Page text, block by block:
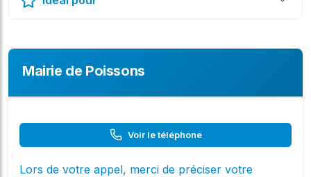
Mairie de Poissons
Voir le téléphone
Lors de votre appel, merci de préciser votre